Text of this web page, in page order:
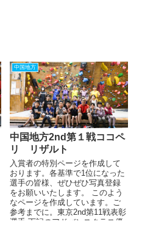
中国地方
中国地方2nd第１戦ココペ
リ リザルト
入賞者の特別ページを作成して
おります。各基準で1位になった
選手の皆様、ぜひぜひ写真登録
をお願いいたします。 このよう
なページを作成しています。ご
参考までに。東京2nd第11戦表彰
選手 下記のアドバンスクラス優